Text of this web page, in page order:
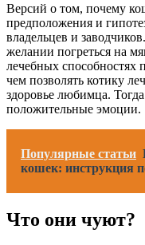
Версий о том, почему
предположения и
владельцев и
желании погреться на
лечебных
чем позволять котику
здоровье любимца.
положительные эмоции.
Популярные статьи
кошек: инструкция
Что они чуют?